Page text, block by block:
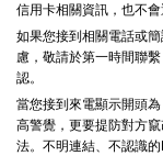
信用卡相關資訊，也不
如果您接到相關電話或
慮，敬請於第一時間聯繫
認。
當您接到來電顯示開頭
高警覺，更要提防對方
法。不明連結、不認識